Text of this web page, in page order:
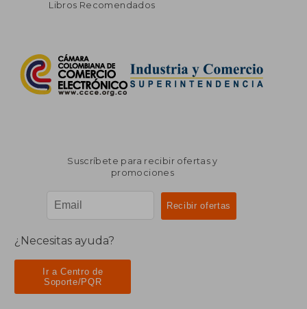
Libros Recomendados
Suscríbete para recibir ofertas y
promociones
¿Necesitas ayuda?
Ir a Centro de
Soporte/PQR